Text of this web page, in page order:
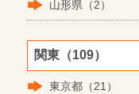
山形県（2）
関東（109）
東京都（21）